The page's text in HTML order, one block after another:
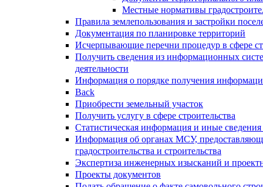
Местные нормативы
Правила землепользования и застройки
Документация по планировке территорий
Исчерпывающие перечни процедур в сфере
Получить сведения из информационных
деятельности
Информация о порядке получения
Back
Приобрести земельный участок
Получить услугу в сфере строительства
Статистическая информация и иные сведения
Информация об органах МСУ,
градостроительства и строительства
Экспертиза инженерных изысканий и
Проекты документов